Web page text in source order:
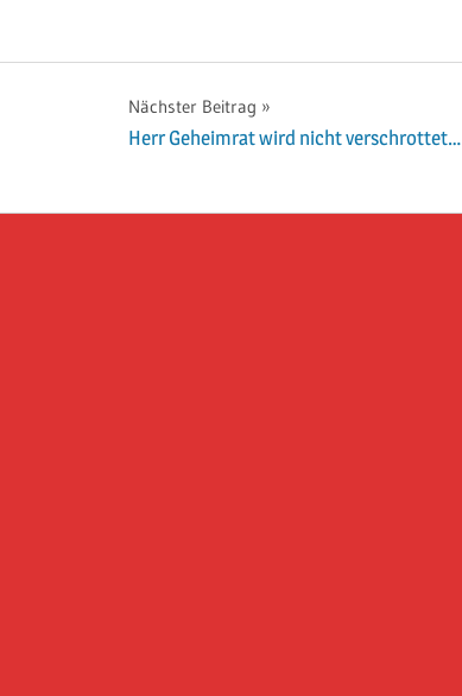
Nächster Beitrag
Herr Geheimrat wird nicht verschrottet…